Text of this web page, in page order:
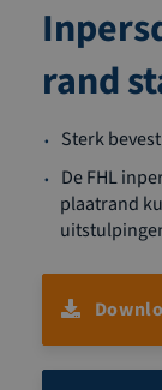
rand
Sterk
De FHL
plaatrand